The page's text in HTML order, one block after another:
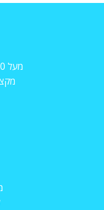
מעל 10 שנים של ניסיון וידע